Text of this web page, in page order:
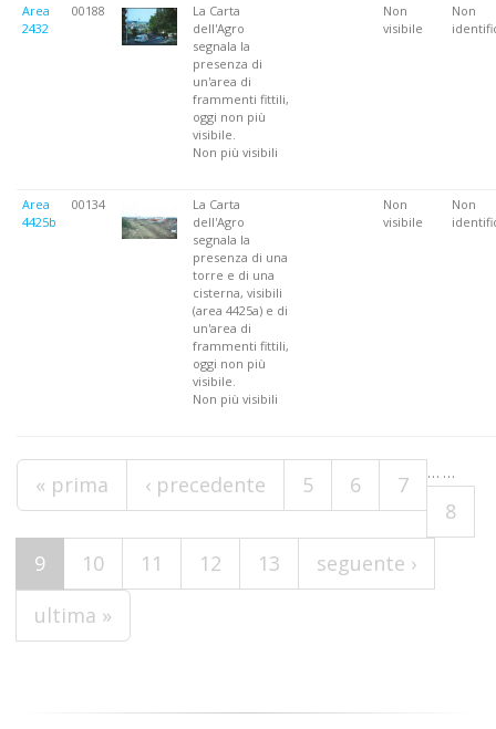
Area
2432
00188
La Carta
dell'Agro
segnala la
presenza di
un'area di
frammenti fittili,
oggi non più
visibile.
Non più visibili
Non
visibile
Non
Area
4425b
00134
La Carta
dell'Agro
segnala la
presenza di una
torre e di una
cisterna, visibili
(area 4425a) e di
un'area di
frammenti fittili,
oggi non più
visibile.
Non più visibili
Non
visibile
Non
Pagine
« prima ‹ precedente …
5 6
7
8
9
10 11 12 13
…
seguente ›
ultima »